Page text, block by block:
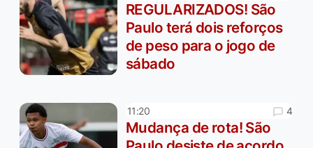
REGULARIZADOS! São
Paulo terá dois reforços
de peso para o jogo de
sábado
11:20 4
Mudança de rota! São